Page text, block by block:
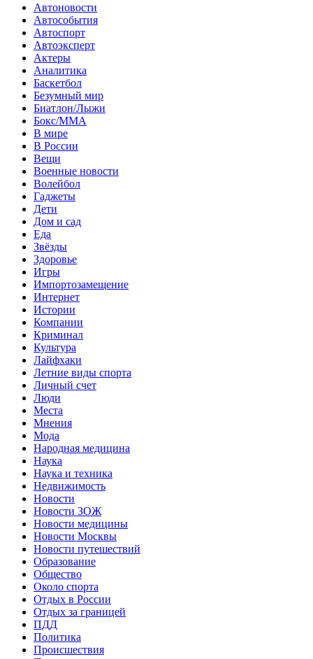
Автоновости
Автособытия
Автоспорт
Автоэксперт
Актеры
Аналитика
Баскетбол
Безумный мир
Биатлон/Лыжи
Бокс/MMA
В мире
В России
Вещи
Военные новости
Волейбол
Гаджеты
Дети
Дом и сад
Еда
Звёзды
Здоровье
Игры
Импортозамещение
Интернет
Истории
Компании
Криминал
Культура
Лайфхаки
Летние виды спорта
Личный счет
Люди
Места
Мнения
Мода
Народная медицина
Наука
Наука и техника
Недвижимость
Новости
Новости ЗОЖ
Новости медицины
Новости Москвы
Новости путешествий
Образование
Общество
Около спорта
Отдых в России
Отдых за границей
ПДД
Политика
Происшествия